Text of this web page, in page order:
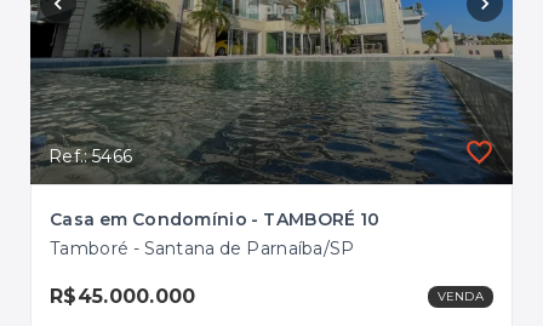
Ref.: 5466
Casa em Condomínio - TAMBORÉ 10
Tamboré - Santana de Parnaíba/SP
R$45.000.000 VENDA